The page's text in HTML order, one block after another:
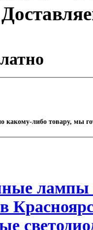
какому-либо товару, мы
лампы